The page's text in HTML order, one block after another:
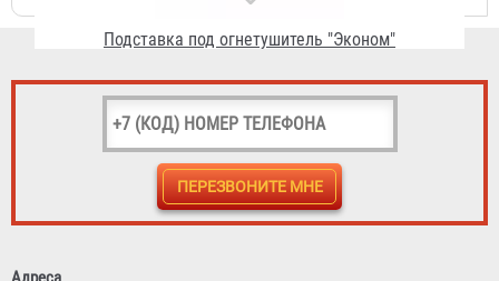
Шкаф ШПО-102 НЗК
1 007 ₽